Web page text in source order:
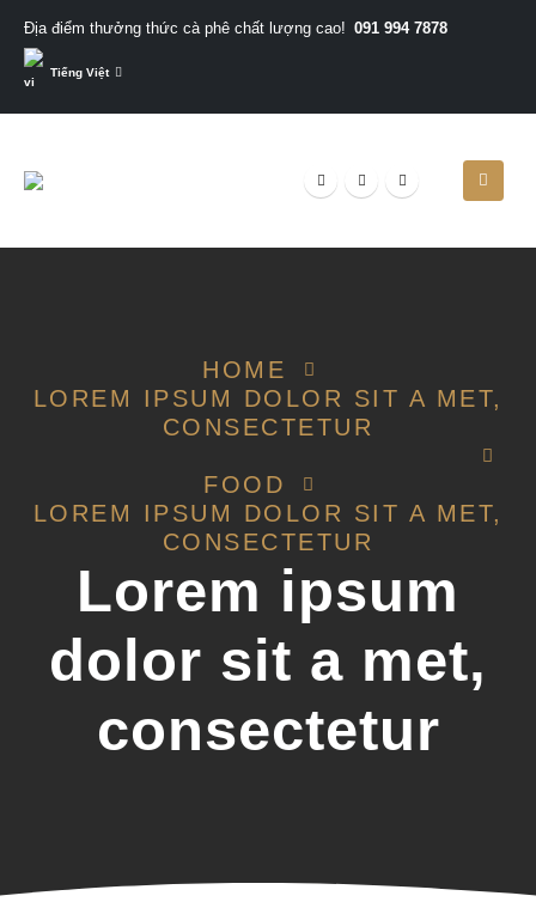
Địa điểm thưởng thức cà phê chất lượng cao! 091 994 7878
Tiếng Việt
HOME
LOREM IPSUM DOLOR SIT A MET,
CONSECTETUR
FOOD
LOREM IPSUM DOLOR SIT A MET,
CONSECTETUR
Lorem ipsum
dolor sit a met,
consectetur